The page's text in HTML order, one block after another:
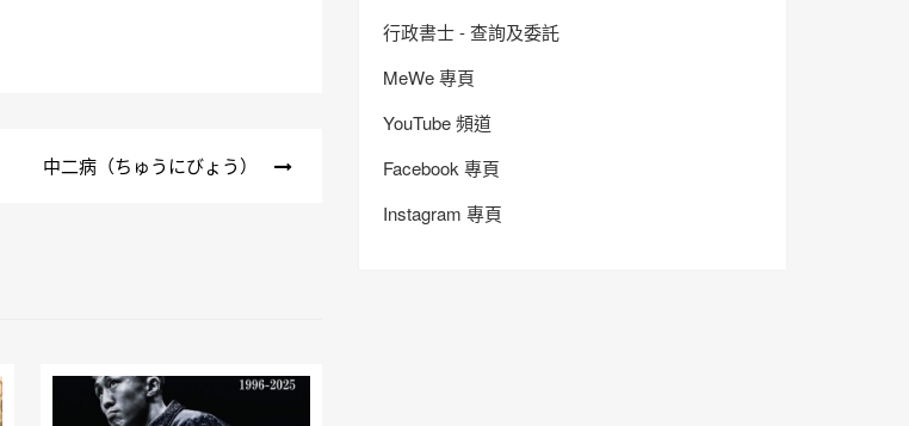
中二病（ちゅうにびょう）
行政書士 - 查詢及委託
MeWe 專頁
YouTube 頻道
Facebook 專頁
Instagram 專頁